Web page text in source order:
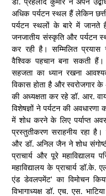
अधिक पर्यटन स्थल हैं लेकिन
पर्यटन स्थलों के बारे में जानते
जनजातीय संस्कृति और पर्यटन
कर रही है। सम्मिलित प्रयास
वैश्विक पहचान बना सकती
सहजता का ध्यान रखना
विकास होता है और स्वरोजगार
की अध्यक्षता कर रहे डॉ. आर.
विशेषज्ञों ने पर्यटन की अवधारणा
में शोध करने के लिए पर्याप्त
प्रस्तुतीकरण सराहनीय रहा है।
और डॉ. अनिल जैन ने शोध
प्राचार्य और पूरे महाविद्यालय
महाविद्यालय के प्राचार्य डॉ.के.
एंड डेवलपमेंट‘ का विमोचन
विभागाध्यक्ष डॉ. एच. एस.